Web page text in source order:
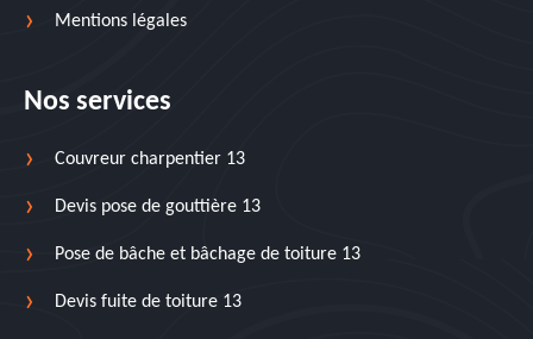
Mentions légales
Nos services
Couvreur charpentier 13
Devis pose de gouttière 13
Pose de bâche et bâchage de toiture 13
Devis fuite de toiture 13